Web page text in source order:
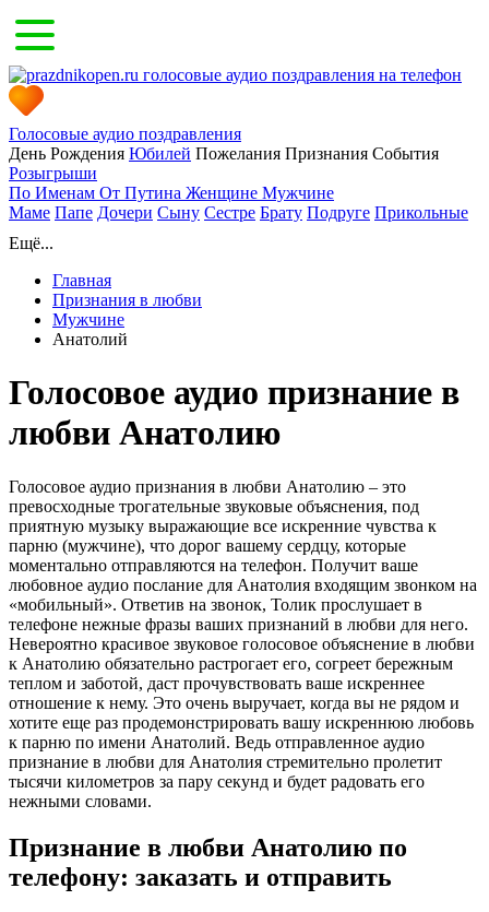
Голосовые аудио поздравления
День Рождения Юбилей Пожелания Признания События
Розыгрыши
По Именам От Путина Женщине Мужчине
Маме Папе Дочери Сыну Сестре Брату Подруге Прикольные
Ещё...
Главная
Признания в любви
Мужчине
Анатолий
Голосовое аудио признание в
любви Анатолию
Голосовое аудио признания в любви Анатолию – это
превосходные трогательные звуковые объяснения, под
приятную музыку выражающие все искренние чувства к
парню (мужчине), что дорог вашему сердцу, которые
моментально отправляются на телефон. Получит ваше
любовное аудио послание для Анатолия входящим звонком на
«мобильный». Ответив на звонок, Толик прослушает в
телефоне нежные фразы ваших признаний в любви для него.
Невероятно красивое звуковое голосовое объяснение в любви
к Анатолию обязательно растрогает его, согреет бережным
теплом и заботой, даст прочувствовать ваше искреннее
отношение к нему. Это очень выручает, когда вы не рядом и
хотите еще раз продемонстрировать вашу искреннюю любовь
к парню по имени Анатолий. Ведь отправленное аудио
признание в любви для Анатолия стремительно пролетит
тысячи километров за пару секунд и будет радовать его
нежными словами.
Признание в любви Анатолию по
телефону: заказать и отправить